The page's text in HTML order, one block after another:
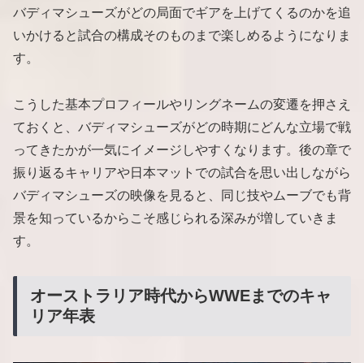
バディマシューズがどの局面でギアを上げてくるのかを追
いかけると試合の構成そのものまで楽しめるようになりま
す。
こうした基本プロフィールやリングネームの変遷を押さえ
ておくと、バディマシューズがどの時期にどんな立場で戦
ってきたかが一気にイメージしやすくなります。後の章で
振り返るキャリアや日本マットでの試合を思い出しながら
バディマシューズの映像を見ると、同じ技やムーブでも背
景を知っているからこそ感じられる深みが増していきま
す。
オーストラリア時代からWWEまでのキャ
リア年表